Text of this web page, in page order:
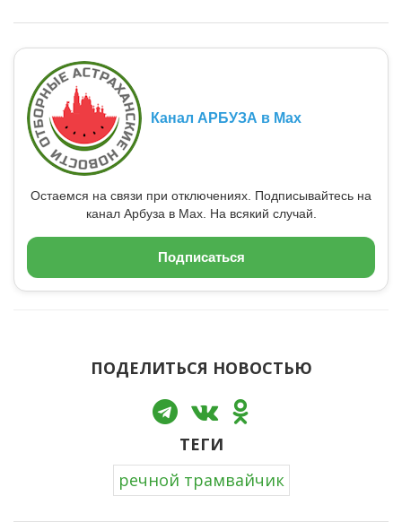
Канал АРБУЗА в Max
Остаемся на связи при отключениях. Подписывайтесь на
канал Арбуза в Max. На всякий случай.
Подписаться
ПОДЕЛИТЬСЯ НОВОСТЬЮ
ТЕГИ
речной трамвайчик